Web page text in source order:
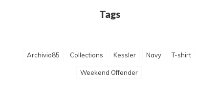
Tags
Archivio85 Collections Kessler Navy T-shirt
Weekend Offender